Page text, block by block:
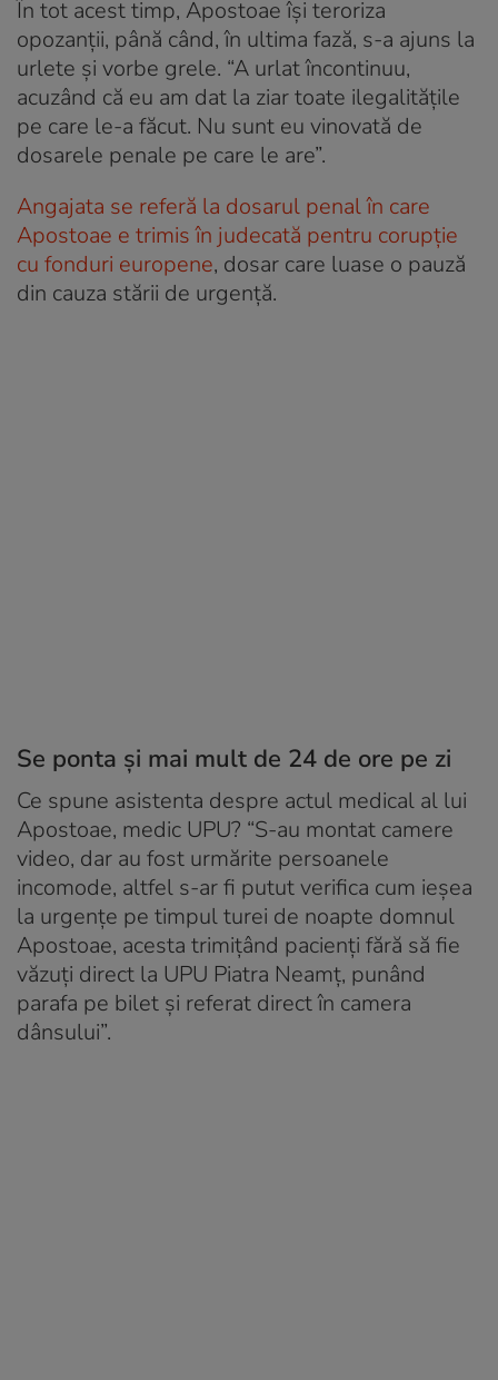
În tot acest timp, Apostoae își teroriza
opozanții, până când, în ultima fază, s-a ajuns la
urlete și vorbe grele. “A urlat încontinuu,
acuzând că eu am dat la ziar toate ilegalitățile
pe care le-a făcut. Nu sunt eu vinovată de
dosarele penale pe care le are”.
Angajata se referă la dosarul penal în care
Apostoae e trimis în judecată pentru corupție
cu fonduri europene, dosar care luase o pauză
din cauza stării de urgență.
Se ponta și mai mult de 24 de ore pe zi
Ce spune asistenta despre actul medical al lui
Apostoae, medic UPU? “S-au montat camere
video, dar au fost urmărite persoanele
incomode, altfel s-ar fi putut verifica cum ieșea
la urgențe pe timpul turei de noapte domnul
Apostoae, acesta trimițând pacienți fără să fie
văzuți direct la UPU Piatra Neamț, punând
parafa pe bilet și referat direct în camera
dânsului”.